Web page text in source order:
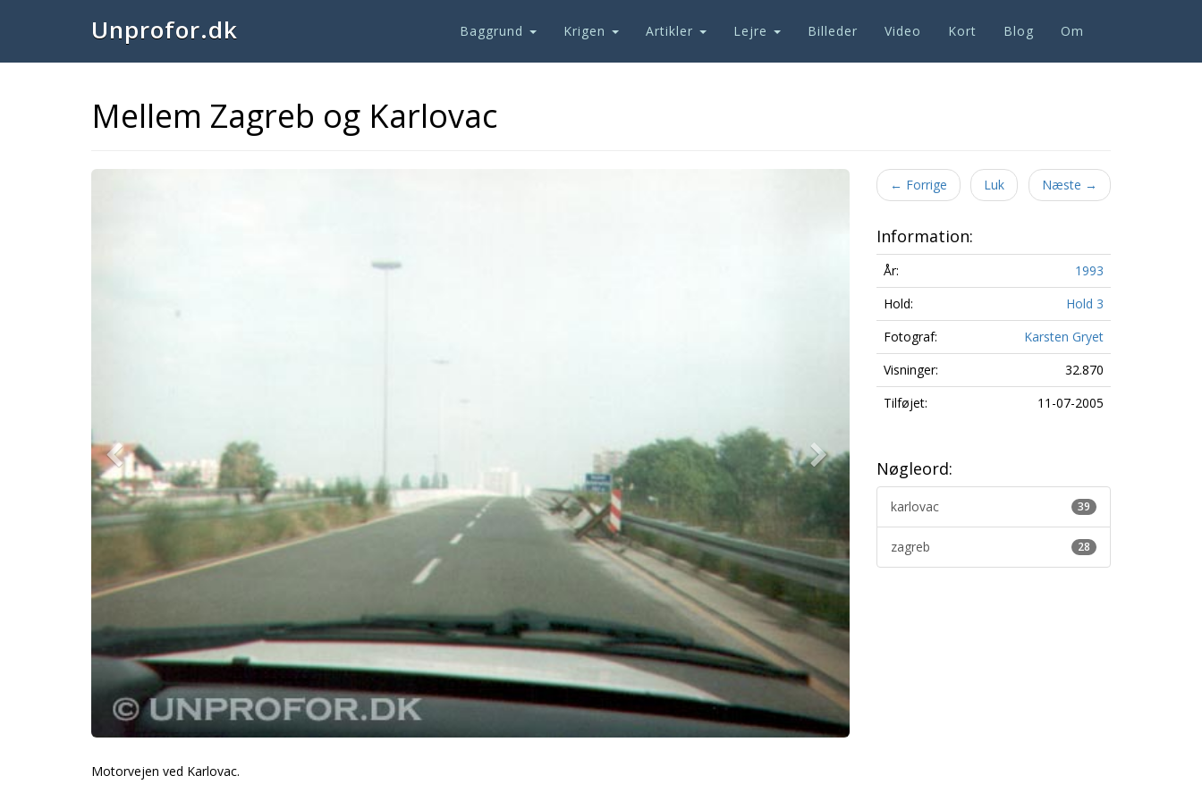
Unprofor.dk Baggrund Krigen Artikler Lejre Billeder Video Kort Blog Om
Mellem Zagreb og Karlovac
Motorvejen ved Karlovac.
← Forrige Luk Næste →
Information:
År:
1993
Hold:
Hold 3
Fotograf:
Karsten Gryet
Visninger:
32.870
Tilføjet:
11-07-2005
Nøgleord:
39
karlovac
28
zagreb